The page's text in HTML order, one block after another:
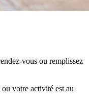
vous ou remplissez
votre activité est au